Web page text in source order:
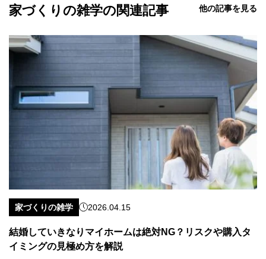
家づくりの雑学の関連記事 他の記事を見る
家づくりの雑学 2026.04.15
結婚していきなりマイホームは絶対NG？リスクや購入タ
イミングの見極め方を解説